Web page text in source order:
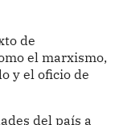
de
el marxismo,
y el oficio de
del país a